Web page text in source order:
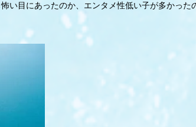
目にあったのか、エンタメ性低い子が多かった